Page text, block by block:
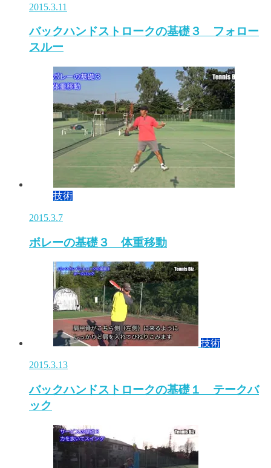
2015.3.11
バックハンドストロークの基礎３ フォロー
スルー
技術
2015.3.7
ボレーの基礎３ 体重移動
技術
2015.3.13
バックハンドストロークの基礎１ テークバ
ック